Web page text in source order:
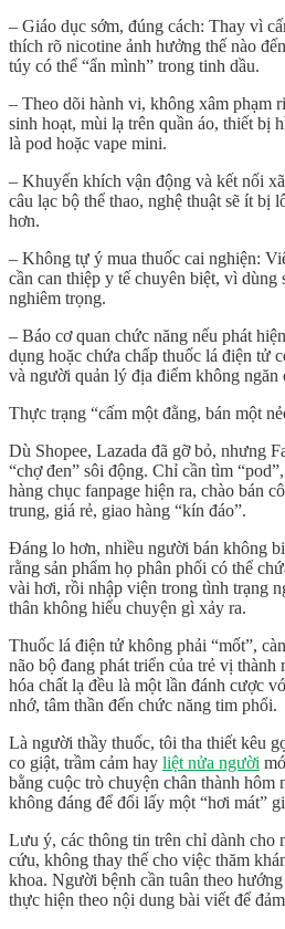
– Giáo dục sớm, đúng cách: Thay vì
thích rõ nicotine ảnh hưởng thế nào
túy có thể “ẩn mình” trong tinh dầu.
– Theo dõi hành vi, không xâm phạm
sinh hoạt, mùi lạ trên quần áo, thiết bị
là pod hoặc vape mini.
– Khuyến khích vận động và kết nối
câu lạc bộ thể thao, nghệ thuật sẽ ít bị
hơn.
– Không tự ý mua thuốc cai nghiện:
cần can thiệp y tế chuyên biệt, vì dùng
nghiêm trọng.
– Báo cơ quan chức năng nếu phát
dụng hoặc chứa chấp thuốc lá điện tử
và người quản lý địa điểm không
Thực trạng “cấm một đằng, bán một
Dù Shopee, Lazada đã gỡ bỏ, nhưng
“chợ đen” sôi động. Chỉ cần tìm
hàng chục fanpage hiện ra, chào bán
trung, giá rẻ, giao hàng “kín đáo”.
Đáng lo hơn, nhiều người bán không
rằng sản phẩm họ phân phối có thể
vài hơi, rồi nhập viện trong tình trạng
thân không hiểu chuyện gì xảy ra.
Thuốc lá điện tử không phải “mốt”,
não bộ đang phát triển của trẻ vị thành
hóa chất lạ đều là một lần đánh cược
nhớ, tâm thần đến chức năng tim phổi.
Là người thầy thuốc, tôi tha thiết kêu
co giật, trầm cảm hay liệt nửa người
bằng cuộc trò chuyện chân thành hôm
không đáng để đổi lấy một “hơi mát”
Lưu ý, các thông tin trên chỉ dành cho
cứu, không thay thế cho việc thăm
khoa. Người bệnh cần tuân theo
thực hiện theo nội dung bài viết để